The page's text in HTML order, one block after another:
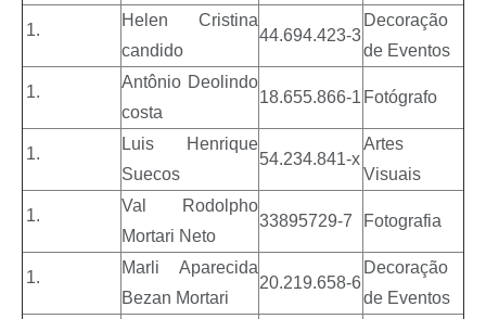
Helen Cristina
candido
44.694.423-3
Decoração
de Eventos
Antônio Deolindo
costa
18.655.866-1 Fotógrafo
Luis Henrique
Suecos
54.234.841-x
Artes
Visuais
Val Rodolpho
Mortari Neto
33895729-7 Fotografia
Marli Aparecida
Bezan Mortari
20.219.658-6
Decoração
de Eventos